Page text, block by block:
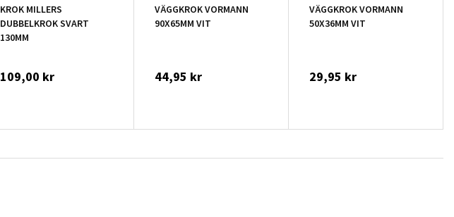
KROK MILLERS
DUBBELKROK SVART
130MM
109,00 kr
VÄGGKROK VORMANN
90X65MM VIT
44,95 kr
VÄGGKROK VORMANN
50X36MM VIT
29,95 kr